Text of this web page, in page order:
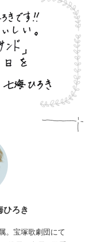
ひろき
。宝塚歌劇団にて